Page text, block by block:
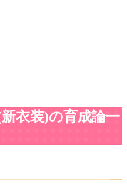
衣装)の育成論一